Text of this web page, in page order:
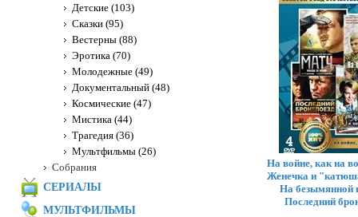
На войне, как на
Женечка и
На безымянной
Последний
Детские (103)
Сказки (95)
Вестерны (88)
Эротика (70)
Молодежные (49)
Документальный (48)
Космические (47)
Мистика (44)
Трагедия (36)
Мультфильмы (26)
Собрания
СЕРИАЛЫ
МУЛЬТФИЛЬМЫ